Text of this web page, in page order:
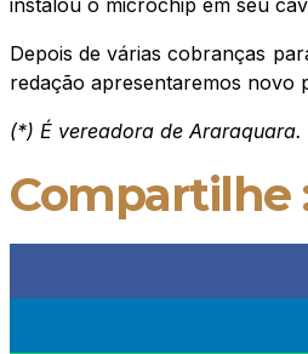
Depois de várias cobranças
redação apresentaremos novo
(*) É vereadora de Araraquara.
Compartilhe